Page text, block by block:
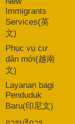
Immigrants
Services(英
文)
Phục vụ cư
dân mới(越南
文)
Layanan bagi
Penduduk
Baru(印尼文)